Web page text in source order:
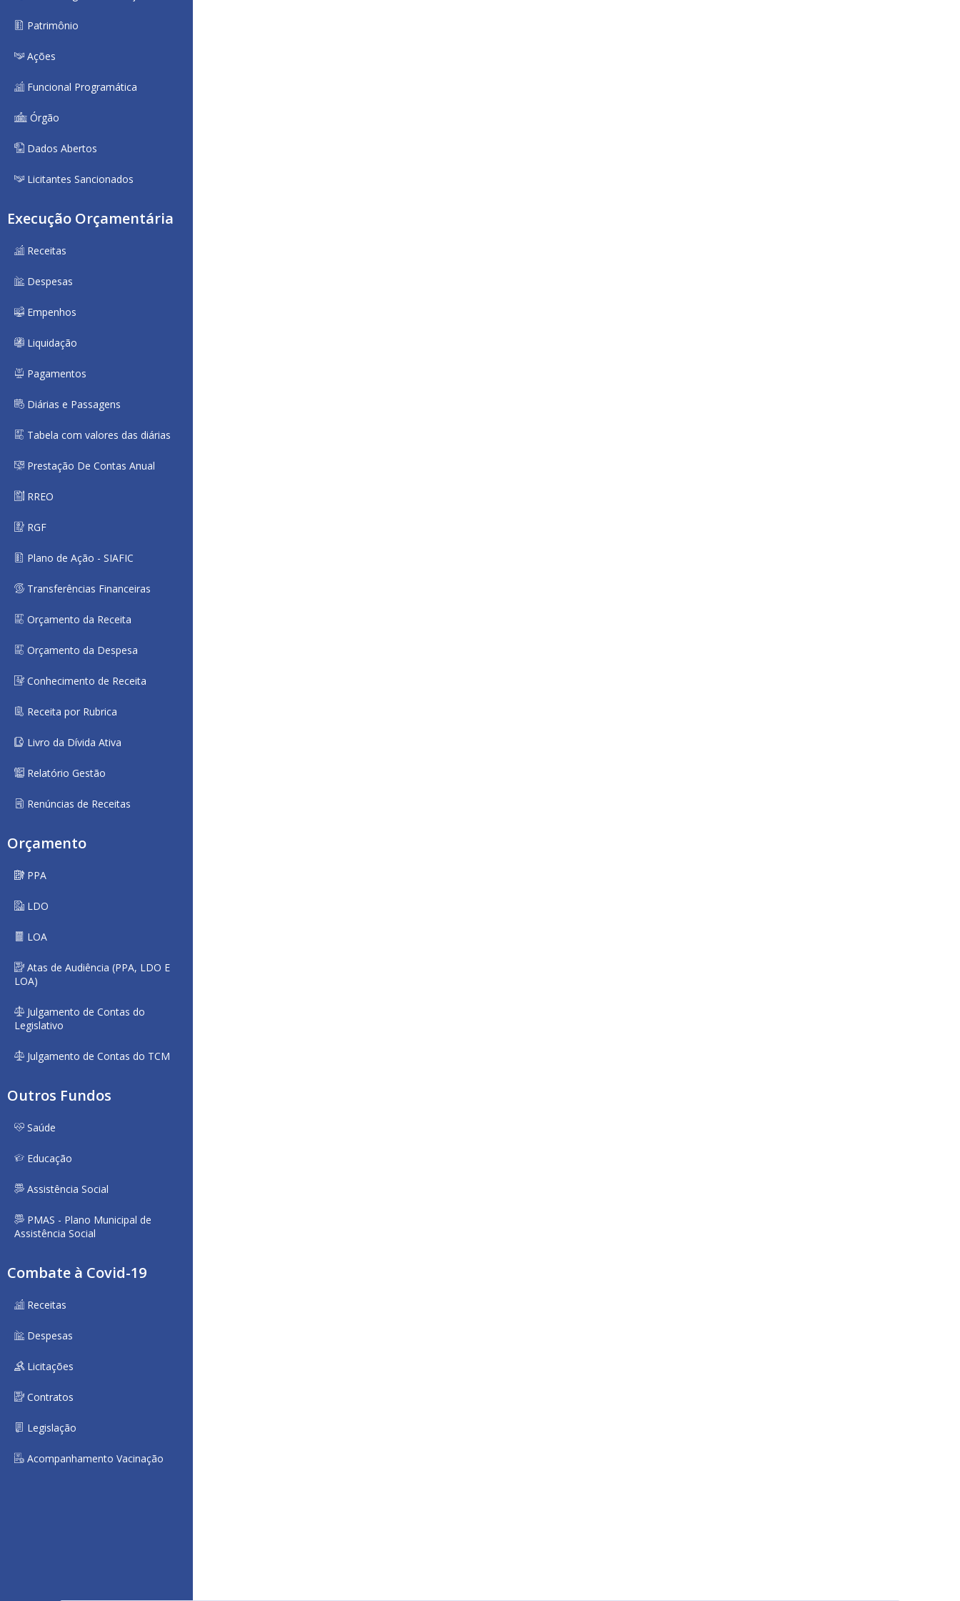
Patrimônio
Ações
Funcional Programática
Órgão
Dados Abertos
Licitantes Sancionados
Execução Orçamentária
Receitas
Despesas
Empenhos
Liquidação
Pagamentos
Diárias e Passagens
Tabela com valores das diárias
Prestação De Contas Anual
RREO
RGF
Plano de Ação - SIAFIC
Transferências Financeiras
Orçamento da Receita
Orçamento da Despesa
Conhecimento de Receita
Receita por Rubrica
Livro da Dívida Ativa
Relatório Gestão
Renúncias de Receitas
Orçamento
PPA
LDO
LOA
Atas de Audiência (PPA, LDO E
LOA)
Julgamento de Contas do
Legislativo
Julgamento de Contas do TCM
Outros Fundos
Saúde
Educação
Assistência Social
PMAS - Plano Municipal de
Assistência Social
Combate à Covid-19
Receitas
Despesas
Licitações
Contratos
Legislação
Acompanhamento Vacinação